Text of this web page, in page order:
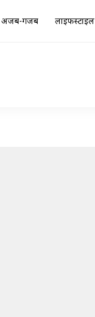
अजब-गजब लाइफस्टाइल